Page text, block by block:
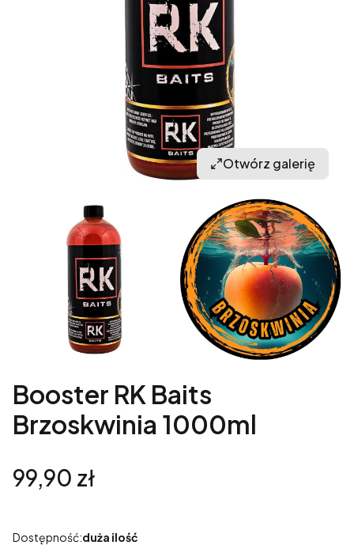
Otwórz galerię
Booster RK Baits
Brzoskwinia 1000ml
Cena
99,90 zł
Dostępność:duża ilość